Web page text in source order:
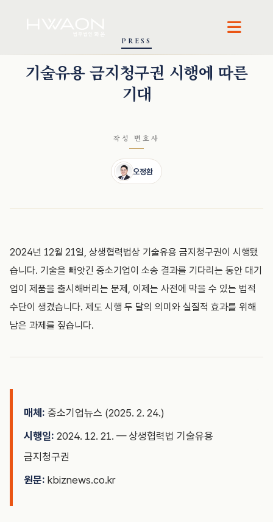
PRESS
기술유용 금지청구권 시행에 따른
기대
작성 변호사
오정환
2024년 12월 21일, 상생협력법상 기술유용 금지청구권이 시행됐
습니다. 기술을 빼앗긴 중소기업이 소송 결과를 기다리는 동안 대기
업이 제품을 출시해버리는 문제, 이제는 사전에 막을 수 있는 법적
수단이 생겼습니다. 제도 시행 두 달의 의미와 실질적 효과를 위해
남은 과제를 짚습니다.
매체: 중소기업뉴스 (2025. 2. 24.)
시행일: 2024. 12. 21. — 상생협력법 기술유용
금지청구권
원문: kbiznews.co.kr